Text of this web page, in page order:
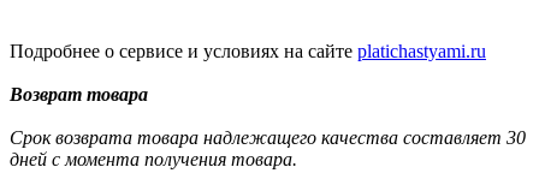
Подробнее о сервисе и условиях на сайте platichastyami.ru
Возврат товара
Срок возврата товара надлежащего качества составляет 30
дней с момента получения товара.